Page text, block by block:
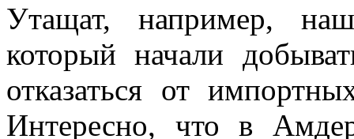
Утащат, например,
который начали
отказаться от
Интересно, что в